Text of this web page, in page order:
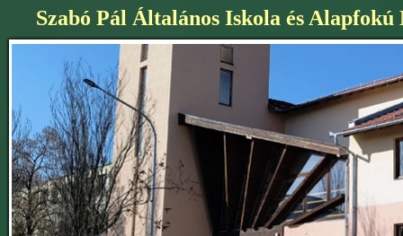
Szabó Pál Általános Iskola és